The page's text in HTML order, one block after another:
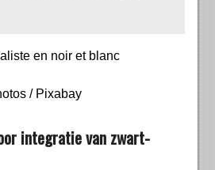
/ Pixabay
integratie van zwart-